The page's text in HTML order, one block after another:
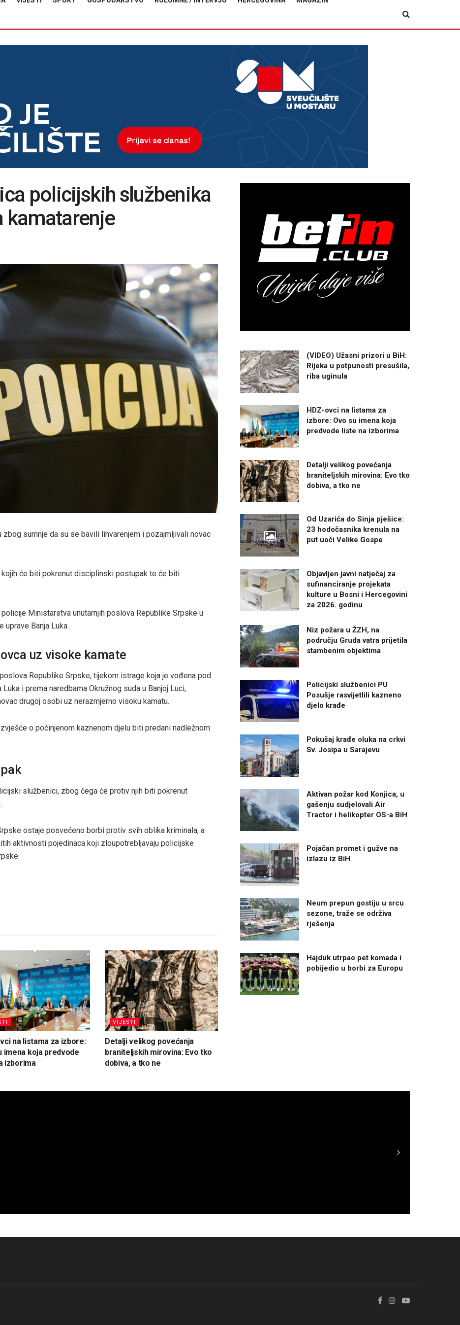
policijskih službenika
kamatarenje
sumnje da su se bavili lihvarenjem i pozajmljivali novac
kojih će biti pokrenut disciplinski postupak te će biti
Ministarstva unutarnjih poslova Republike Srpske u
Banja Luka.
uz visoke kamate
Republike Srpske, tijekom istrage koja je vođena pod
i prema naredbama Okružnog suda u Banjoj Luci,
drugoj osobi uz nerazmjerno visoku kamatu.
o počinjenom kaznenom djelu biti predani nadležnom
službenici, zbog čega će protiv njih biti pokrenut
ostaje posvećeno borbi protiv svih oblika kriminala, a
aktivnosti pojedinaca koji zloupotrebljavaju policijske
na listama za izbore:
imena koja predvode
izborima
VIJESTI
Detalji velikog povećanja
braniteljskih mirovina: Evo tko
dobiva, a tko ne
(VIDEO) Užasni prizori u BiH:
Rijeka u potpunosti presušila,
riba uginula
HDZ-ovci na listama za
izbore: Ovo su imena koja
predvode liste na izborima
Detalji velikog povećanja
braniteljskih mirovina: Evo tko
dobiva, a tko ne
Od Uzarića do Sinja pješice:
23 hodočasnika krenula na
put uoči Velike Gospe
Objavljen javni natječaj za
sufinanciranje projekata
kulture u Bosni i Hercegovini
za 2026. godinu
Niz požara u ŽZH, na
području Gruda vatra prijetila
stambenim objektima
Policijski službenici PU
Posušje rasvijetlili kazneno
djelo krađe
Pokušaj krađe oluka na crkvi
Sv. Josipa u Sarajevu
Aktivan požar kod Konjica, u
gašenju sudjelovali Air
Tractor i helikopter OS-a BiH
Pojačan promet i gužve na
izlazu iz BiH
Neum prepun gostiju u srcu
sezone, traže se održiva
rješenja
Hajduk utrpao pet komada i
pobijedio u borbi za Europu